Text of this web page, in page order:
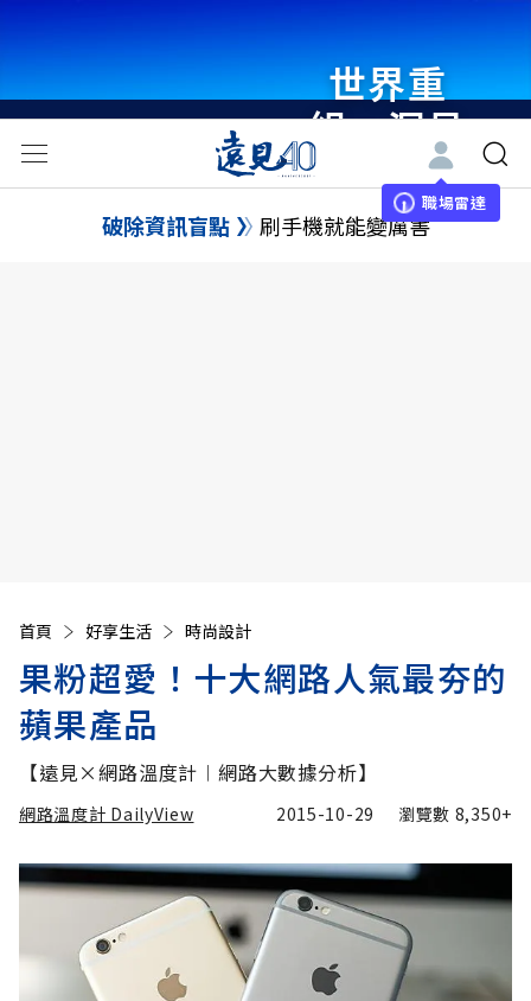
世界重
組・洞見
未來 與
世界領袖
職場雷達
破除資訊盲點 刷手機就能變厲害
首頁 好享生活 時尚設計
果粉超愛！十大網路人氣最夯的
蘋果產品
【遠見×網路溫度計︱網路大數據分析】
網路溫度計 DailyView 2015-10-29 瀏覽數 8,350+